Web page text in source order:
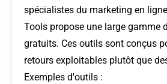
spécialistes du marketing en
Tools propose une large gamme
gratuits. Ces outils sont conçus
retours exploitables plutôt que
Exemples d'outils :